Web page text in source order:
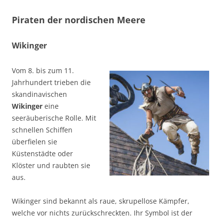
Piraten der nordischen Meere
Wikinger
Vom 8. bis zum 11.
Jahrhundert trieben die
skandinavischen
Wikinger eine
seeräuberische Rolle. Mit
schnellen Schiffen
überfielen sie
Küstenstädte oder
Klöster und raubten sie
aus.
Wikinger sind bekannt als raue, skrupellose Kämpfer,
welche vor nichts zurückschreckten. Ihr Symbol ist der